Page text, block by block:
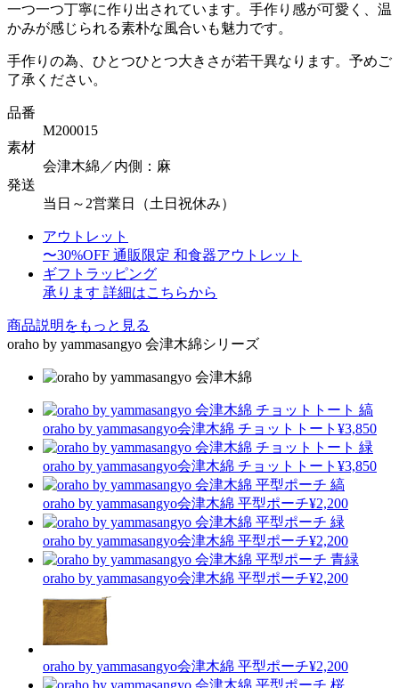
一つ一つ丁寧に作り出されています。手作り感が可愛く、温
かみが感じられる素朴な風合いも魅力です。
手作りの為、ひとつひとつ大きさが若干異なります。予めご
了承ください。
品番
M200015
素材
会津木綿／内側：麻
発送
当日～2営業日（土日祝休み）
アウトレット
〜30%OFF 通販限定 和食器アウトレット
ギフトラッピング
承ります 詳細はこちらから
商品説明をもっと見る
oraho by yammasangyo 会津木綿シリーズ
oraho by yammasangyo会津木綿 チョットトート ¥3,850
oraho by yammasangyo会津木綿 チョットトート ¥3,850
oraho by yammasangyo会津木綿 平型ポーチ¥2,200
oraho by yammasangyo会津木綿 平型ポーチ¥2,200
oraho by yammasangyo会津木綿 平型ポーチ¥2,200
oraho by yammasangyo会津木綿 平型ポーチ¥2,200